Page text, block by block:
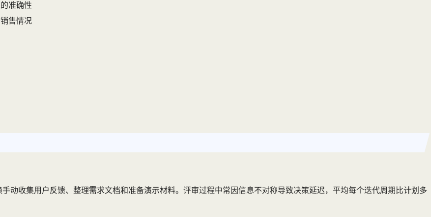
准确性
售情况
动收集用户反馈、整理需求文档和准备演示材料。评审过程中常因信息不对称导致决策延迟，平均每个迭代周期比计划多